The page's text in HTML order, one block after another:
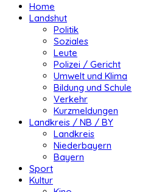
Home
Landshut
Politik
Soziales
Leute
Polizei / Gericht
Umwelt und Klima
Bildung und Schule
Verkehr
Kurzmeldungen
Landkreis / NB / BY
Landkreis
Niederbayern
Bayern
Sport
Kultur